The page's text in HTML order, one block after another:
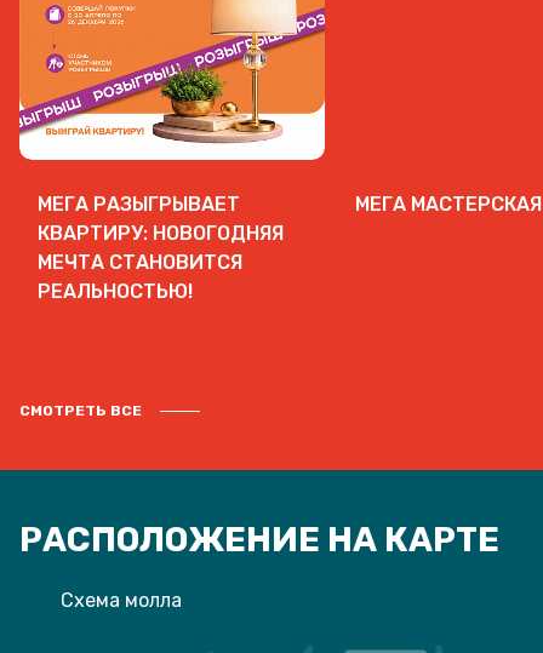
МЕГА РАЗЫГРЫВАЕТ
КВАРТИРУ: НОВОГОДНЯЯ
МЕЧТА СТАНОВИТСЯ
РЕАЛЬНОСТЬЮ!
МЕГА МАСТЕРСКАЯ
СМОТРЕТЬ ВСЕ
РАСПОЛОЖЕНИЕ НА КАРТЕ
Схема молла